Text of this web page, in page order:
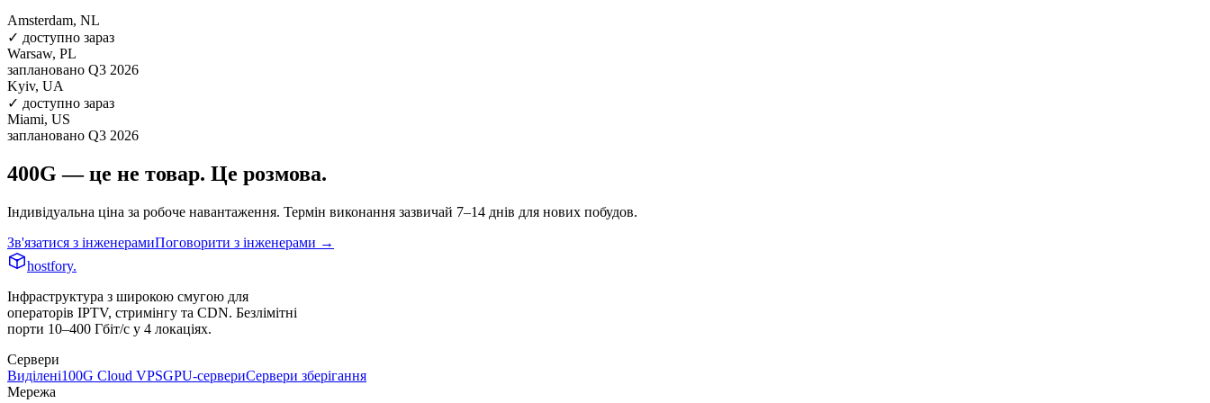
Amsterdam, NL
✓ доступно зараз
Warsaw, PL
заплановано Q3 2026
Kyiv, UA
✓ доступно зараз
Miami, US
заплановано Q3 2026
400G — це не товар. Це розмова.
Індивідуальна ціна за робоче навантаження. Термін виконання зазвичай 7–14 днів для нових побудов.
Зв'язатися з інженерамиПоговорити з інженерами →
hostfory.
Інфраструктура з широкою смугою для
операторів IPTV, стримінгу та CDN. Безлімітні
порти 10–400 Гбіт/с у 4 локаціях.
Сервери
Виділені100G Cloud VPSGPU-сервериСервери зберігання
Мережа